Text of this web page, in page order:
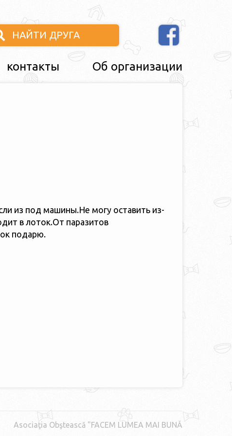
НАЙТИ ДРУГА
контакты Об организации
из под машины.Не могу оставить из-
в лоток.От паразитов
подарю.
Asociaţia Obştească "FACEM LUMEA MAI BUNĂ